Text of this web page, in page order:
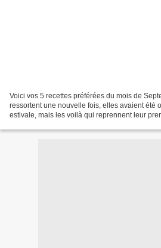
Voici vos 5 recettes préférées du mois de
ressortent une nouvelle fois, elles avaient été
estivale, mais les voilà qui reprennent leur